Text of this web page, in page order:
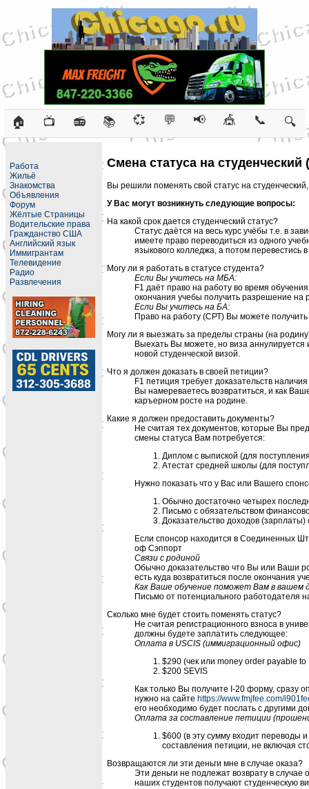
🏠 📺 📻 📚 💞 💬 📢 🎪 📞 🔍
Работа
Жильё
Знакомства
Объявления
Форум
Жёлтые Страницы
Водительские права
Гражданство США
Английский язык
Иммигрантам
Телевидение
Радио
Развлечения
Смена статуса на студенческий
Вы решили поменять свой статус на
У Вас могут возникнуть следующие вопросы:
На какой срок дается студенческий статус?
Статус даётся на весь курс учёбы т.е. в
имеете право переводиться из одного
языкового колледжа, а потом перевестись
Могу ли я работать в статусе студента?
Если Вы учитесь на МБА:
F1 даёт право на работу во время
окончания учебы получить разрешение на
Если Вы учитесь на БА:
Право на работу (СРТ) Вы можете получить
Mогу ли я выезжать за пределы страны (на
Выехать Вы можете, но виза
новой студенческой визой.
Что я должен доказать в своей петиции?
F1 петиция требует доказательств
Вы намереваетесь возвратиться, и как
каръерном росте на родине.
Какие я должен предоставить документы?
Не считая тех документов, которые Вы
смены статуса Вам потребуется:
Диплом с выпиской (для
Атестат средней школы (для
Нужно показать что у Вас или Вашего
Обычно достаточно четырех
Письмо с обязательством
Доказательство доходов (зарплаты)
Если спонсор находится в Соединенных
оф Сэппорт
Связи с родиной
Обычно доказательство что Вы или Ваши
есть куда возвратиться после окончания
Как Ваше обучение поможет Вам в вашем
Письмо от потенциального работодателя
Сколько мне будет стоить поменять статус?
Не считая регистрационного взноса в
должны будете заплатить следующее:
Оплата в USCIS (иммиграционный офис)
$290 (чек или money order payable to
$200 SEVIS
Как только Вы получите I-20 форму, сразу
нужно на сайте https://www.fmjfee.com/
его необходимо будет послать с другими
Оплата за составление петиции
$600 (в эту сумму входит переводы
составления петиции, не включая
Возвращаются ли эти деньги мне в случае оказа?
Эти деньги не подлежат возврату в
наших студентов получают студенческую